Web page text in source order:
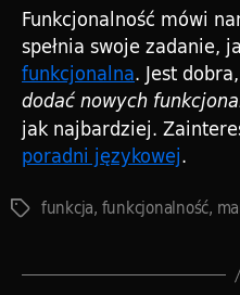
Funkcjonalność mówi
spełnia swoje zadanie,
funkcjonalna. Jest
dodać nowych
jak najbardziej.
poradni językowej.
Tagi funkcja, funkcjonalność,